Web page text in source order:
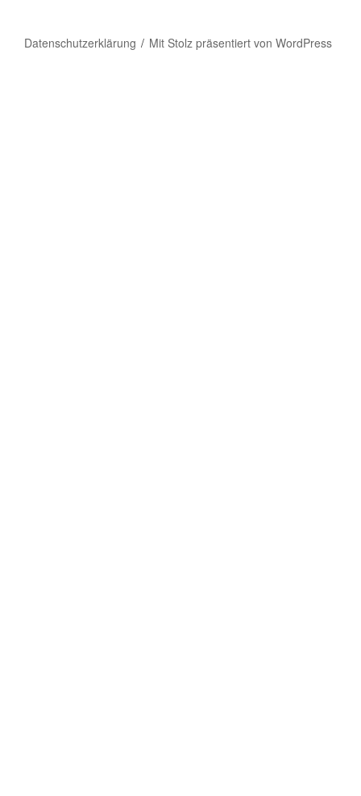
Datenschutzerklärung Mit Stolz präsentiert von WordPress